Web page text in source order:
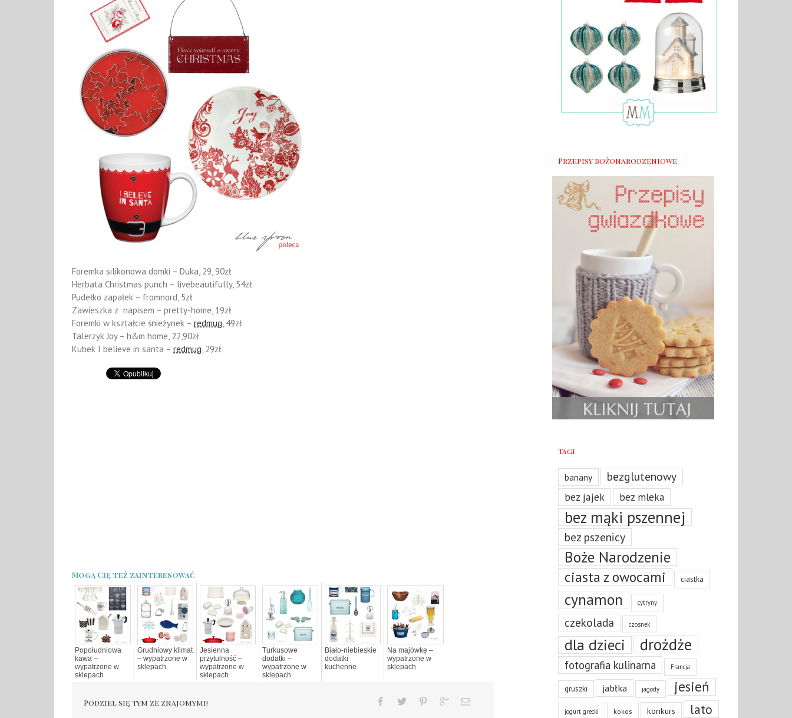
Foremka silikonowa domki – Duka, 29, 90zł
Herbata Christmas punch – livebeautifully, 54zł
Pudełko zapałek – fromnord, 5zł
Zawieszka z napisem – pretty-home, 19zł
Foremki w kształcie śnieżynek – redmug, 49zł
Talerzyk Joy – h&m home, 22,90zł
Kubek I believe in santa – redmug, 29zł
Mogą Cię też zainteresować
Popołudniowa
kawa –
wypatrzone w
sklepach
Grudniowy klimat
– wypatrzone w
sklepach
Jesienna
przytulność –
wypatrzone w
sklepach
Turkusowe
dodatki –
wypatrzone w
sklepach
Biało-niebieskie
dodatki
kuchenne
Na majówkę –
wypatrzone w
sklepach
Podziel się tym ze znajomymi!
Przepisy bożonarodzeniowe
Tagi
banany bezglutenowy
bez jajek bez mleka
bez mąki pszennej
bez pszenicy
Boże Narodzenie
ciasta z owocami ciastka
cynamon cytryny
czekolada czosnek
dla dzieci drożdże
fotografia kulinarna Francja
gruszki jabłka jagody jesień
jogurt grecki kokos konkurs lato